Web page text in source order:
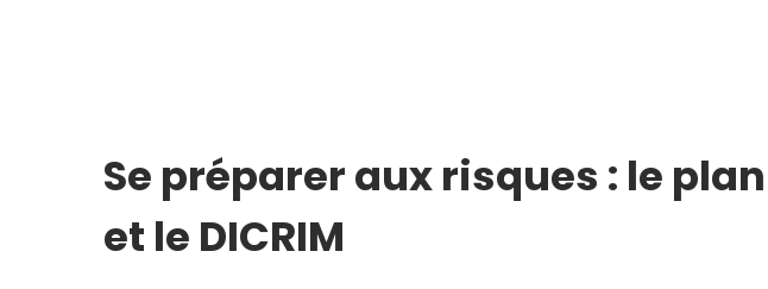
Se préparer aux risques : le
et le DICRIM